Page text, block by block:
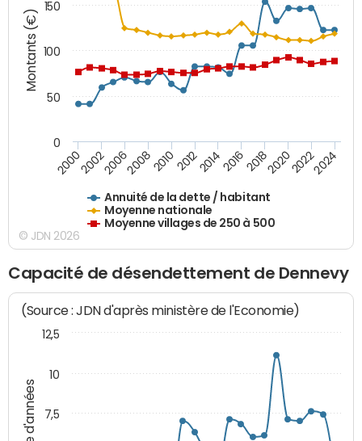
Montants (€)
Annuité de la dette / habitant
Moyenne nationale
Moyenne villages de 250 à 500
200020022006200820102012201420162018202020222024
0
50
100
150
© JDN 2026
Capacité de désendettement de Dennevy
(Source : JDN d'après ministère de l'Economie)
7,5
10
12,5